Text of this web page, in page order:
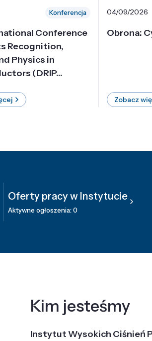
Konferencja
Conference
Recognition,
Physics in
(DRIP...
04/09/2026
Obrona:
Zobacz
Oferty pracy w Instytucie
Aktywne ogłoszenia: 0
Kim jesteśmy
Instytut Wysokich Ciśnień